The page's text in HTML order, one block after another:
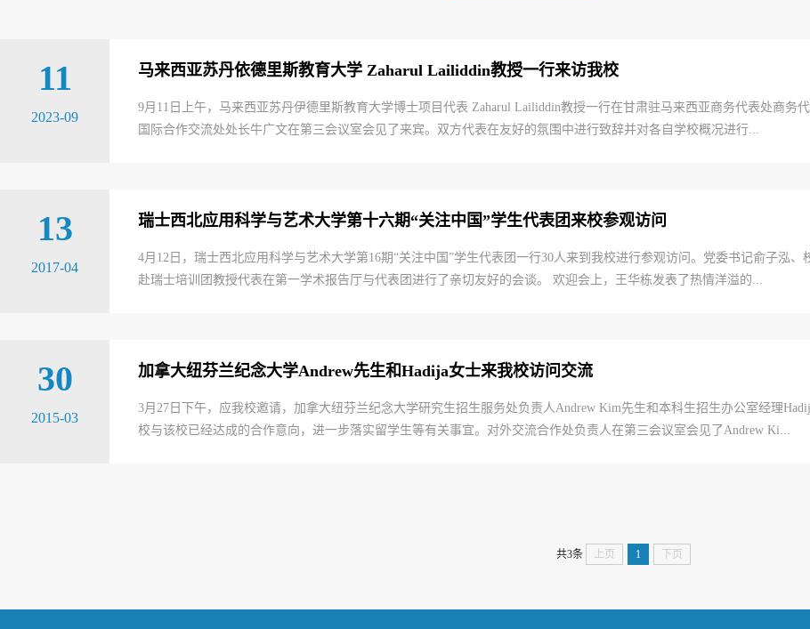
11
2023-09
马来西亚苏丹依德里斯教育大学 Zaharul Lailiddin教授一行来访我校
9月11日上午，马来西亚苏丹伊德里斯教育大学博士项目代表 Zaharul Lailiddin教授一行在甘肃驻马来西亚商务代表处商
国际合作交流处处长牛广文在第三会议室会见了来宾。双方代表在友好的氛围中进行致辞并对各自学校概况进行...
13
2017-04
瑞士西北应用科学与艺术大学第十六期“关注中国”学生代表团来校参观访问
4月12日，瑞士西北应用科学与艺术大学第16期“关注中国”学生代表团一行30人来到我校进行参观访问。党委书记俞子泓
赴瑞士培训团教授代表在第一学术报告厅与代表团进行了亲切友好的会谈。 欢迎会上，王华栋发表了热情洋溢的...
30
2015-03
加拿大纽芬兰纪念大学Andrew先生和Hadija女士来我校访问交流
3月27日下午，应我校邀请，加拿大纽芬兰纪念大学研究生招生服务处负责人Andrew Kim先生和本科生招生办公室经理
校与该校已经达成的合作意向，进一步落实留学生等有关事宜。对外交流合作处负责人在第三会议室会见了Andrew Ki...
共3条 上页 1 下页